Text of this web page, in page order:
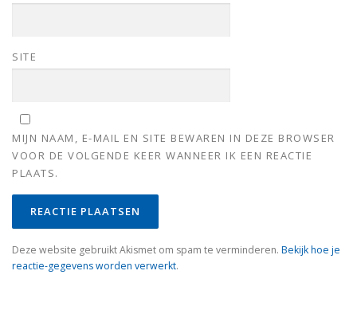
SITE
MIJN NAAM, E-MAIL EN SITE BEWAREN IN DEZE BROWSER
VOOR DE VOLGENDE KEER WANNEER IK EEN REACTIE
PLAATS.
Deze website gebruikt Akismet om spam te verminderen. Bekijk hoe je
reactie-gegevens worden verwerkt.